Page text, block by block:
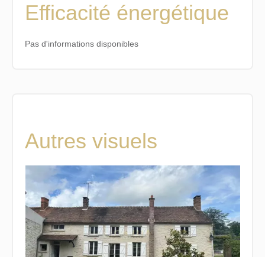
Efficacité énergétique
Pas d'informations disponibles
Autres visuels